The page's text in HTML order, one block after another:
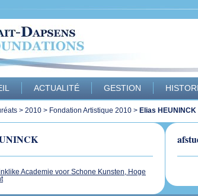
ACTUALITÉ GESTION
> 2010 > Fondation Artistique 2010 > Elias HEUNINCK
Academie voor Schone Kunsten, Hoge